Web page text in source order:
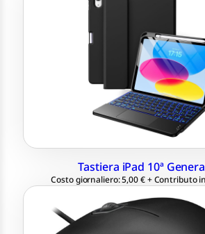
Tastiera iPad 10ª
Costo giornaliero: 5,00 € + Contributo
Compatibile con iPad 10ª
Retroilluminata
Collegamento via
Cover inclusa
Collegamento via USB